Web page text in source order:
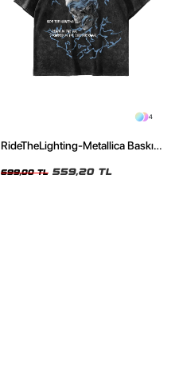
4
RideTheLighting-Metallica Baskılı
Tshirt
699,00 TL 559,20 TL